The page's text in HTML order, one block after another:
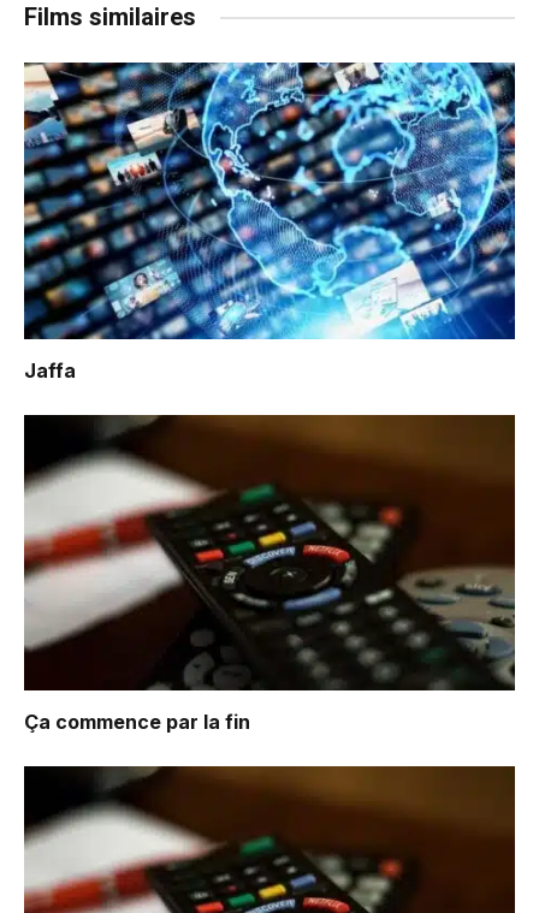
Films similaires
Jaffa
Ça commence par la fin